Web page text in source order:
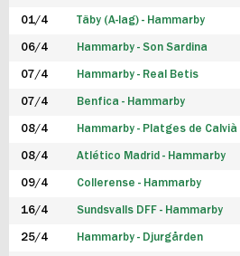
FUTSAL DAM
01/4 Täby (A-lag) - Hammarby
06/4 Hammarby - Son Sardina
07/4 Hammarby - Real Betis
07/4 Benfica - Hammarby
08/4 Hammarby - Platges de Calvià
08/4 Atlético Madrid - Hammarby
09/4 Collerense - Hammarby
16/4 Sundsvalls DFF - Hammarby
25/4 Hammarby - Djurgården